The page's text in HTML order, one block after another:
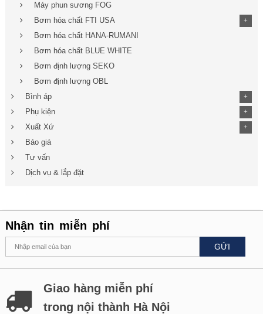
Máy phun sương FOG
Bơm hóa chất FTI USA
+
Bơm hóa chất HANA-RUMANI
Bơm hóa chất BLUE WHITE
Bơm định lượng SEKO
Bơm định lượng OBL
Bình áp
+
Phụ kiện +
Xuất Xứ +
Báo giá
Tư vấn
Dịch vụ & lắp đặt
Nhận tin miễn phí
GỬI
Giao hàng miễn phí
trong nội thành Hà Nội